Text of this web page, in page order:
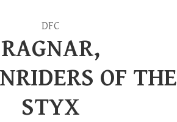
DFC
RAGNAR,
OF THE
STYX